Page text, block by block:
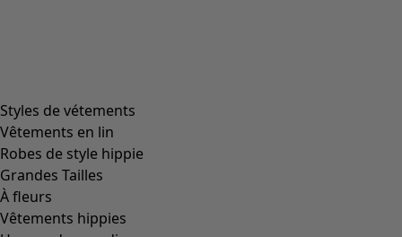
Styles de vétements
Vêtements en lin
Robes de style hippie
Grandes Tailles
À fleurs
Vêtements hippies